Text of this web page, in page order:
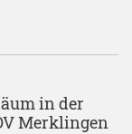
in der
Merklingen